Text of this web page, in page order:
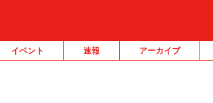
イベント 速報 アーカイブ